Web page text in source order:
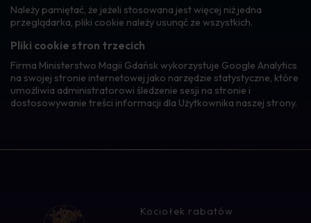
Należy pamiętać, że jeżeli stosowana jest więcej niż jedna
przeglądarka, pliki cookie należy usunąć ze wszystkich.
Pliki cookie stron trzecich
Firma Ministerstwo Magii Gdańsk wykorzystuje Google Analytics
na swojej stronie internetowej jako narzędzie statystyczne, które
umożliwia administratorowi śledzenie sesji na stronie i
dostosowywanie treści informacji dla Użytkownika naszej strony.
Kociołek rabatów